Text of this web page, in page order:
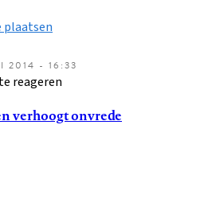
plaatsen
2014 - 16:33
reageren
verhoogt onvrede